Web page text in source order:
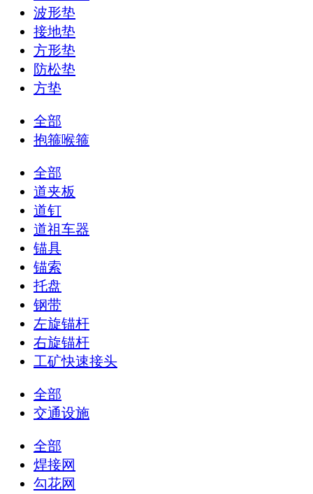
波形垫
接地垫
方形垫
防松垫
方垫
全部
抱箍喉箍
全部
道夹板
道钉
道祖车器
锚具
锚索
托盘
钢带
左旋锚杆
右旋锚杆
工矿快速接头
全部
交通设施
全部
焊接网
勾花网